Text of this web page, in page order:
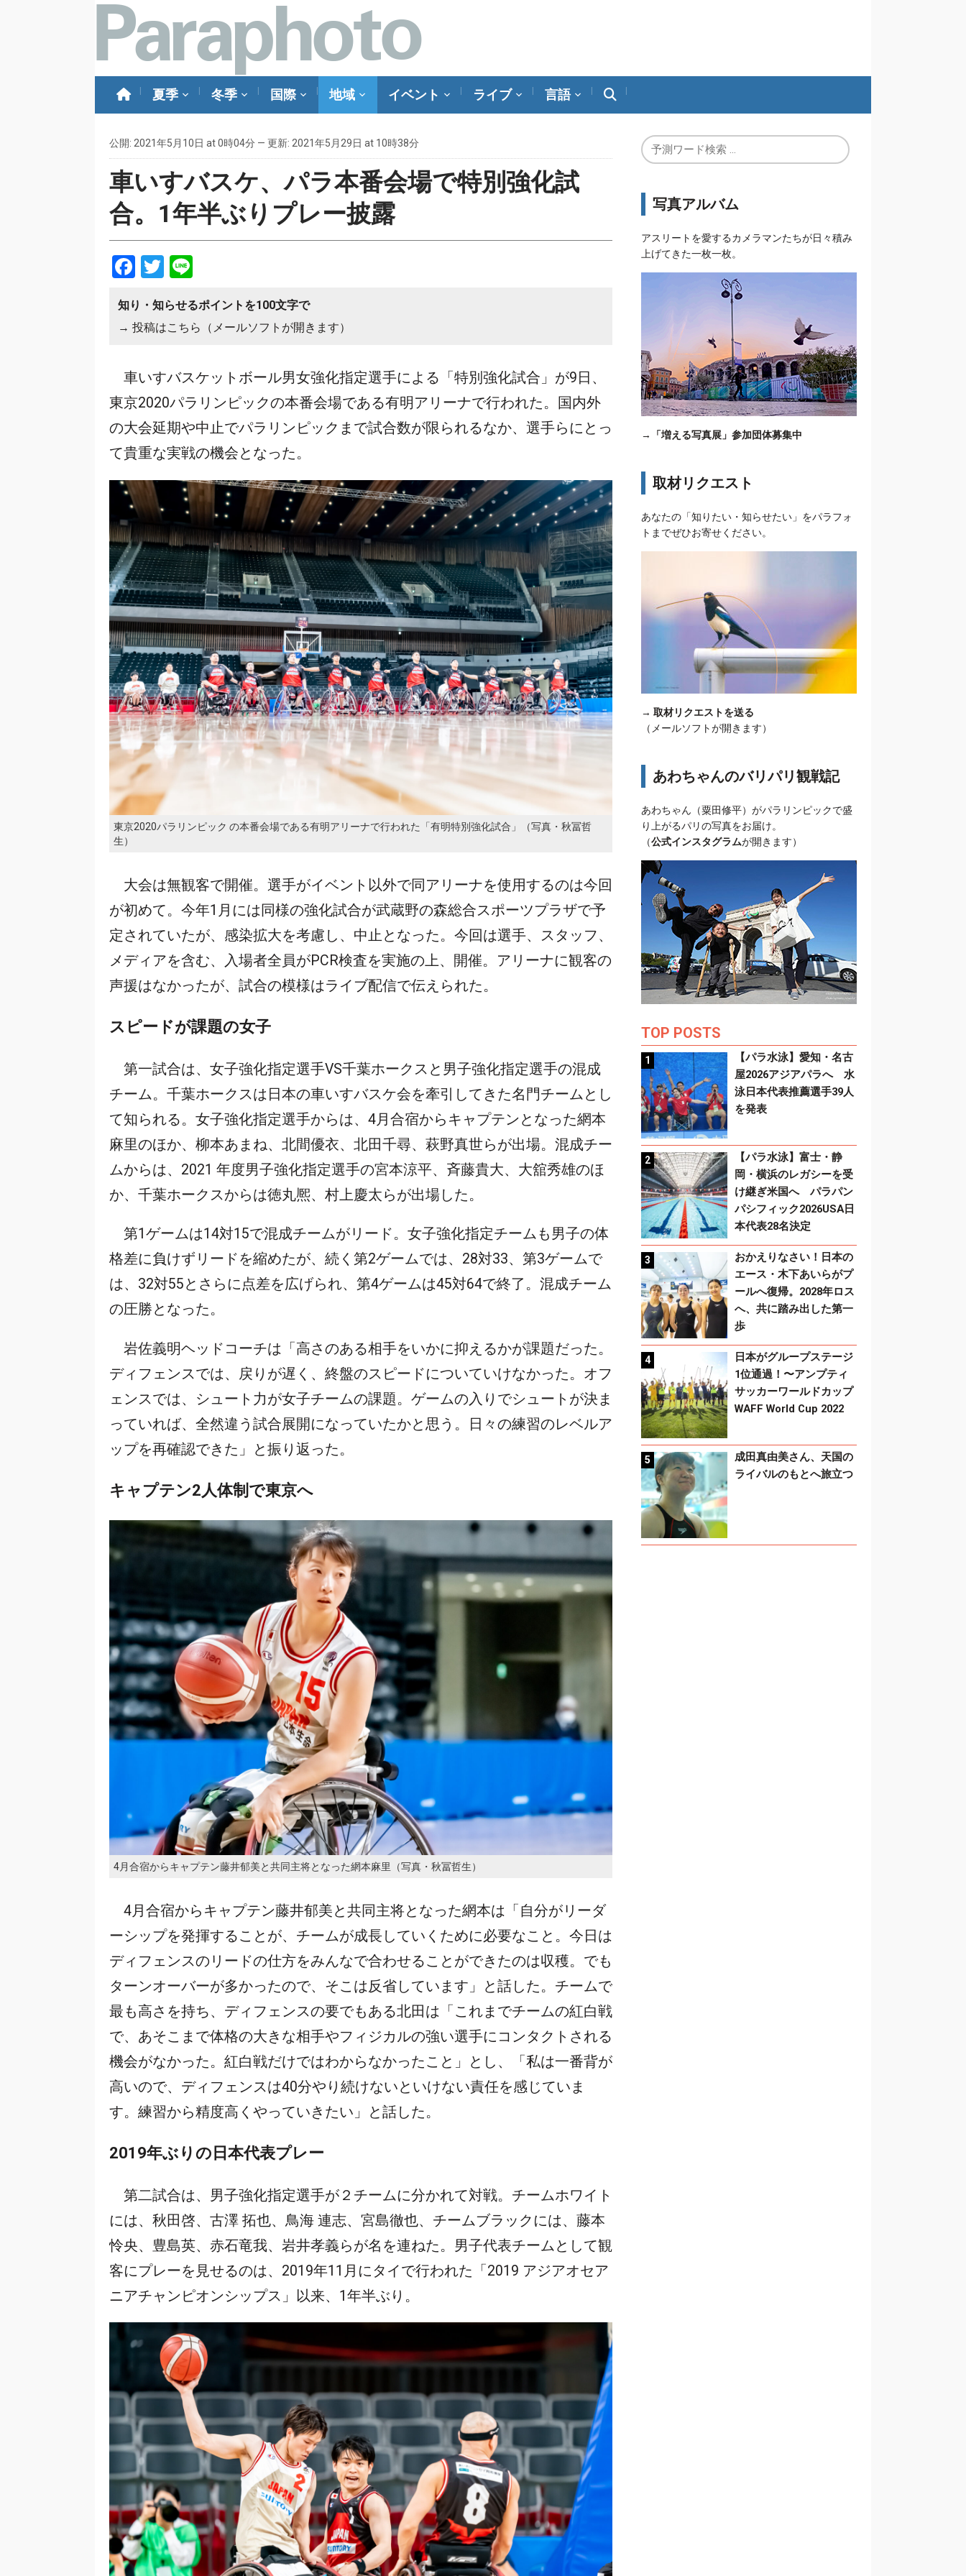
夏季 冬季 国際 地域 イベント ライブ 言語
公開: 2021年5月10日 at 0時04分 — 更新: 2021年5月29日 at 10時38分
車いすバスケ、パラ本番会場で特別強化試
合。1年半ぶりプレー披露
Facebook
Twitter
知り・知らせるポイントを100文字で
→ 投稿はこちら（メールソフトが開きます）
車いすバスケットボール男女強化指定選手による「特別強化試合」が9日、
東京2020パラリンピックの本番会場である有明アリーナで行われた。国内外
の大会延期や中止でパラリンピックまで試合数が限られるなか、選手らにとっ
て貴重な実戦の機会となった。
東京2020パラリンピック の本番会場である有明アリーナで行われた「有明特別強化試合」（写真・秋冨哲
生）
大会は無観客で開催。選手がイベント以外で同アリーナを使用するのは今回
が初めて。今年1月には同様の強化試合が武蔵野の森総合スポーツプラザで予
定されていたが、感染拡大を考慮し、中止となった。今回は選手、スタッフ、
メディアを含む、入場者全員がPCR検査を実施の上、開催。アリーナに観客の
声援はなかったが、試合の模様はライブ配信で伝えられた。
スピードが課題の女子
第一試合は、女子強化指定選手VS千葉ホークスと男子強化指定選手の混成
チーム。千葉ホークスは日本の車いすバスケ会を牽引してきた名門チームとし
て知られる。女子強化指定選手からは、4月合宿からキャプテンとなった網本
麻里のほか、柳本あまね、北間優衣、北田千尋、萩野真世らが出場。混成チー
ムからは、2021 年度男子強化指定選手の宮本涼平、斉藤貴大、大舘秀雄のほ
か、千葉ホークスからは徳丸熈、村上慶太らが出場した。
第1ゲームは14対15で混成チームがリード。女子強化指定チームも男子の体
格差に負けずリードを縮めたが、続く第2ゲームでは、28対33、第3ゲームで
は、32対55とさらに点差を広げられ、第4ゲームは45対64で終了。混成チーム
の圧勝となった。
岩佐義明ヘッドコーチは「高さのある相手をいかに抑えるかが課題だった。
ディフェンスでは、戻りが遅く、終盤のスピードについていけなかった。オフ
ェンスでは、シュート力が女子チームの課題。ゲームの入りでシュートが決ま
っていれば、全然違う試合展開になっていたかと思う。日々の練習のレベルア
ップを再確認できた」と振り返った。
キャプテン2人体制で東京へ
4月合宿からキャプテン藤井郁美と共同主将となった網本麻里（写真・秋冨哲生）
4月合宿からキャプテン藤井郁美と共同主将となった網本は「自分がリーダ
ーシップを発揮することが、チームが成長していくために必要なこと。今日は
ディフェンスのリードの仕方をみんなで合わせることができたのは収穫。でも
ターンオーバーが多かったので、そこは反省しています」と話した。チームで
最も高さを持ち、ディフェンスの要でもある北田は「これまでチームの紅白戦
で、あそこまで体格の大きな相手やフィジカルの強い選手にコンタクトされる
機会がなかった。紅白戦だけではわからなかったこと」とし、「私は一番背が
高いので、ディフェンスは40分やり続けないといけない責任を感じていま
す。練習から精度高くやっていきたい」と話した。
2019年ぶりの日本代表プレー
第二試合は、男子強化指定選手が２チームに分かれて対戦。チームホワイト
には、秋田啓、古澤 拓也、鳥海 連志、宮島徹也、チームブラックには、藤本
怜央、豊島英、赤石竜我、岩井孝義らが名を連ねた。男子代表チームとして観
客にプレーを見せるのは、2019年11月にタイで行われた「2019 アジアオセア
ニアチャンピオンシップス」以来、1年半ぶり。
写真アルバム
アスリートを愛するカメラマンたちが日々積み
上げてきた一枚一枚。
→ 「増える写真展」参加団体募集中
取材リクエスト
あなたの「知りたい・知らせたい」をパラフォ
トまでぜひお寄せください。
→ 取材リクエストを送る
（メールソフトが開きます）
あわちゃんのバリパリ観戦記
あわちゃん（粟田修平）がパラリンピックで盛
り上がるパリの写真をお届け。
（公式インスタグラムが開きます）
TOP POSTS
【パラ水泳】愛知・名古
屋2026アジアパラへ 水
泳日本代表推薦選手39人
を発表
【パラ水泳】富士・静
岡・横浜のレガシーを受
け継ぎ米国へ パラパン
パシフィック2026USA日
本代表28名決定
おかえりなさい！日本の
エース・木下あいらがプ
ールへ復帰。2028年ロス
へ、共に踏み出した第一
歩
日本がグループステージ
1位通過！〜アンプティ
サッカーワールドカップ
WAFF World Cup 2022
成田真由美さん、天国の
ライバルのもとへ旅立つ